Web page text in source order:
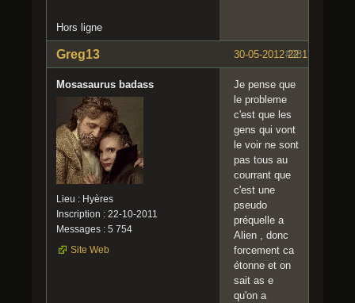
Hors ligne
#28
30-05-2012 22:17:24
Greg13
Mosasaurus badass
Lieu : Hyères
Inscription : 22-10-2011
Messages : 5 754
Site Web
Je pense que
le probleme
c'est que les
gens qui vont
le voir ne sont
pas tous au
courrant que
c'est une
pseudo
préquelle a
Alien , donc
forcement ca
étonne et on
sait as e
qu'on a